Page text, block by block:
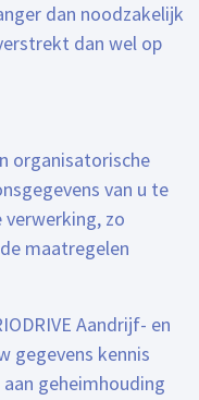
dan noodzakelijk
dan wel op
organisatorische
van u te
zo
maatregelen
Aandrijf- en
gegevens kennis
geheimhouding